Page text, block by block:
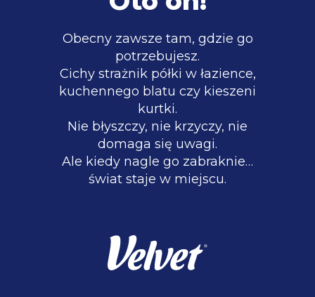
Obecny zawsze tam, gdzie go
potrzebujesz.
Cichy strażnik półki w łazience,
kuchennego blatu czy kieszeni
kurtki.
Nie błyszczy, nie krzyczy, nie
domaga się uwagi.
Ale kiedy nagle go zabraknie…
świat staje w miejscu.